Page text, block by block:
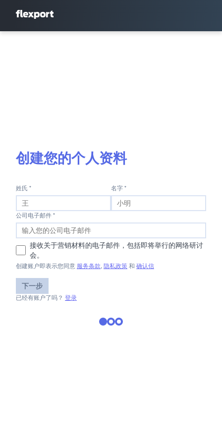
创建您的个人资料
姓氏 * 名字 *
公司电子邮件 *
接收关于营销材料的电子邮件，包括即将举行的网络研讨
会。
创建账户即表示您同意 服务条款, 隐私政策 和 确认信
下一步
已经有账户了吗？ 登录